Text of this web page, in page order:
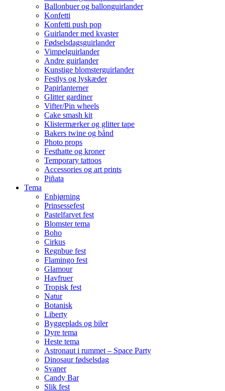
Ballonbuer og ballonguirlander
Konfetti
Konfetti push pop
Guirlander med kvaster
Fødselsdagsguirlander
Vimpelguirlander
Andre guirlander
Kunstige blomsterguirlander
Festlys og lyskæder
Papirlanterner
Glitter gardiner
Vifter/Pin wheels
Cake smash kit
Klistermærker og glitter tape
Bakers twine og bånd
Photo props
Festhatte og kroner
Temporary tattoos
Accessories og art prints
Piñata
Tema
Enhjørning
Prinsessefest
Pastelfarvet fest
Blomster tema
Boho
Cirkus
Regnbue fest
Flamingo fest
Glamour
Havfruer
Tropisk fest
Natur
Botanisk
Liberty
Byggeplads og biler
Dyre tema
Heste tema
Astronaut i rummet – Space Party
Dinosaur fødselsdag
Svaner
Candy Bar
Slik fest